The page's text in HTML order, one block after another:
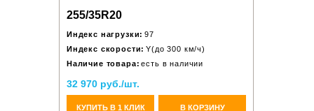
255/35R20
Индекс нагрузки: 97
Индекс скорости: Y(до 300 км/ч)
Наличие товара: есть в наличии
32 970 руб./шт.
КУПИТЬ В 1 КЛИК В КОРЗИНУ